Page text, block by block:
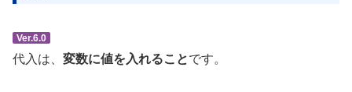
Ver.6.0
代入は、 変数に値を入れることです。